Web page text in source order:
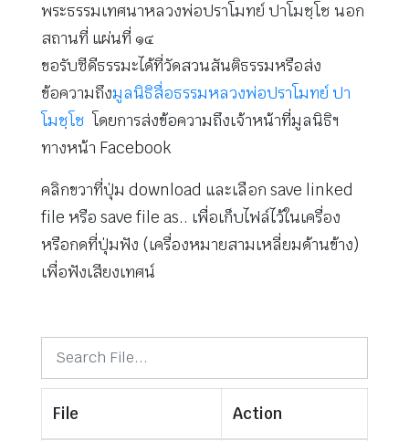
พระธรรมเทศนาหลวงพ่อปราโมทย์ ปาโมชฺโช นอก
สถานที่ แผ่นที่ ๑๔
ขอรับซีดีธรรมะได้ที่วัดสวนสันติธรรมหรือส่ง
ข้อความถึงมูลนิธิสื่อธรรมหลวงพ่อปราโมทย์ ปา
โมชฺโช โดยการส่งข้อความถึงเจ้าหน้าที่มูลนิธิฯ
ทางหน้า Facebook
คลิกขวาที่ปุ่ม download และเลือก save linked
file หรือ save file as.. เพื่อเก็บไฟล์ไว้ในเครื่อง
หรือกดที่ปุ่มฟัง (เครื่องหมายสามเหลี่ยมด้านข้าง)
เพื่อฟังเสียงเทศน์
File Action